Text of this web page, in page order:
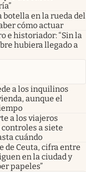
en la rueda del
cómo actuar
e historiador: “Sin la
hubiera llegado a
a los inquilinos
aunque el
a los viajeros
a siete
cuándo
de Ceuta, cifra entre
en la ciudad y
papeles”